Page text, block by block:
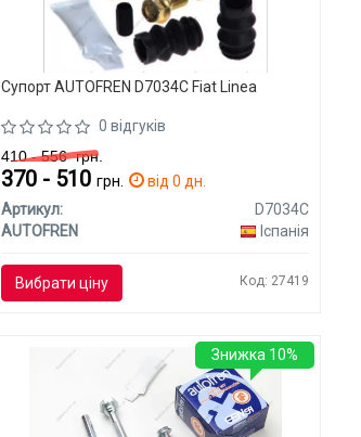
Супорт AUTOFREN D7034C Fiat Linea
0 відгуків
410 - 556грн.
370 - 510грн.
від 0 дн.
Артикул:
D7034C
AUTOFREN
Іспанія
Вибрати ціну Код: 27419
Знижка 10%